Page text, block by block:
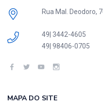
Rua Mal. Deodoro,
49| 3442-4605
49| 98406-0705
MAPA DO SITE